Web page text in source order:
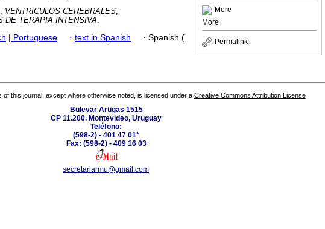
More
More
Permalink
VENTRICULOS CEREBRALES;
DE TERAPIA INTENSIVA.
| Portuguese · text in Spanish · Spanish (
of this journal, except where otherwise noted, is licensed under a Creative Commons Attribution License
Bulevar Artigas 1515
CP 11.200, Montevideo, Uruguay
Teléfono:
(598-2) - 401 47 01*
Fax: (598-2) - 409 16 03
secretariarmu@gmail.com